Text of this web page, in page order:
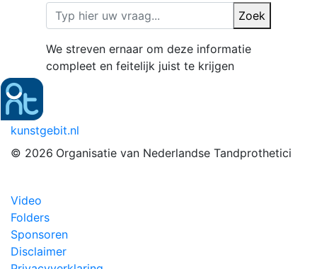
Zoek
We streven ernaar om deze informatie
compleet en feitelijk juist te krijgen
kunstgebit.nl
© 2026 Organisatie van Nederlandse Tandprothetici
Video
Folders
Sponsoren
Disclaimer